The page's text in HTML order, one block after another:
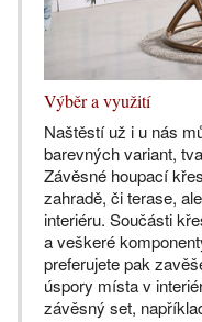
Výběr a využití
Naštěstí už i u nás
barevných variant,
Závěsné houpací
zahradě, či terase,
interiéru. Součásti
a veškeré
preferujete pak
úspory místa v
závěsný set,